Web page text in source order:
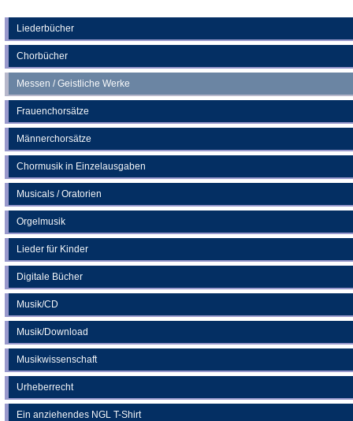
Liederbücher
Chorbücher
Messen / Geistliche Werke
Frauenchorsätze
Männerchorsätze
Chormusik in Einzelausgaben
Musicals / Oratorien
Orgelmusik
Lieder für Kinder
Digitale Bücher
Musik/CD
Musik/Download
Musikwissenschaft
Urheberrecht
Ein anziehendes NGL T-Shirt